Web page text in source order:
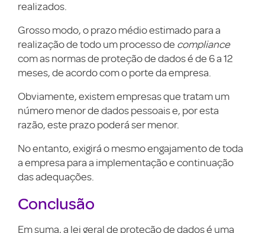
realizados.
Grosso modo, o prazo médio estimado para a
realização de todo um processo de compliance
com as normas de proteção de dados é de 6 a 12
meses, de acordo com o porte da empresa.
Obviamente, existem empresas que tratam um
número menor de dados pessoais e, por esta
razão, este prazo poderá ser menor.
No entanto, exigirá o mesmo engajamento de toda
a empresa para a implementação e continuação
das adequações.
Conclusão
Em suma, a lei geral de proteção de dados é uma